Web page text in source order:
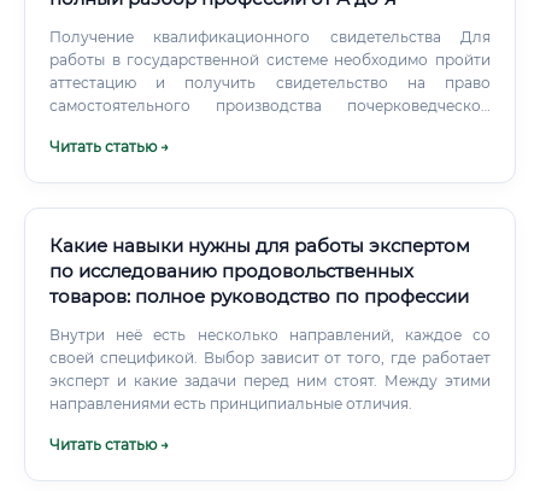
Получение квалификационного свидетельства Для
работы в государственной системе необходимо пройти
аттестацию и получить свидетельство на право
самостоятельного производства почерковедческой
оцениваются теоретические знания и практические
Читать статью →
Какие навыки нужны для работы экспертом
по исследованию продовольственных
товаров: полное руководство по профессии
Внутри неё есть несколько направлений, каждое со
своей спецификой. Выбор зависит от того, где работает
эксперт и какие задачи перед ним стоят. Между этими
направлениями есть принципиальные отличия.
Читать статью →